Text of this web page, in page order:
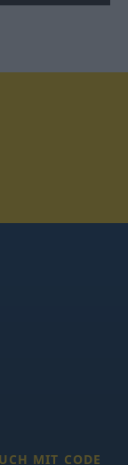
MIT CODE